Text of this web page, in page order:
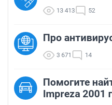
13 413 52
Про
3 671 14
Помогите
Impreza 2001